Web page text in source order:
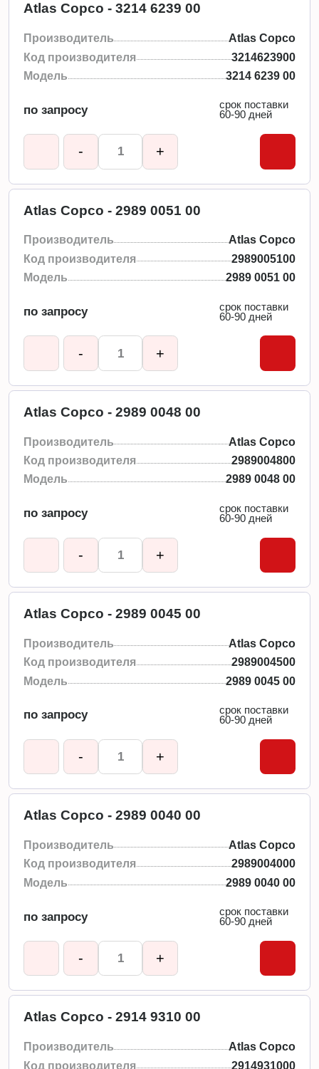
Atlas Copco - 3214 6239 00
Производитель
Atlas Copco
Код производителя
3214623900
Модель
3214 6239 00
по запросу
срок поставки
60-90 дней
- +
Atlas Copco - 2989 0051 00
Производитель
Atlas Copco
Код производителя
2989005100
Модель
2989 0051 00
по запросу
срок поставки
60-90 дней
- +
Atlas Copco - 2989 0048 00
Производитель
Atlas Copco
Код производителя
2989004800
Модель
2989 0048 00
по запросу
срок поставки
60-90 дней
- +
Atlas Copco - 2989 0045 00
Производитель
Atlas Copco
Код производителя
2989004500
Модель
2989 0045 00
по запросу
срок поставки
60-90 дней
- +
Atlas Copco - 2989 0040 00
Производитель
Atlas Copco
Код производителя
2989004000
Модель
2989 0040 00
по запросу
срок поставки
60-90 дней
- +
Atlas Copco - 2914 9310 00
Производитель
Atlas Copco
Код производителя
2914931000